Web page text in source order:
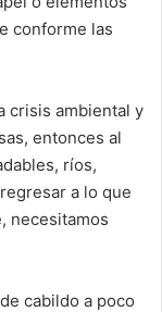
conforme las
crisis ambiental y
entonces al
ríos,
a lo que
necesitamos
cabildo a poco